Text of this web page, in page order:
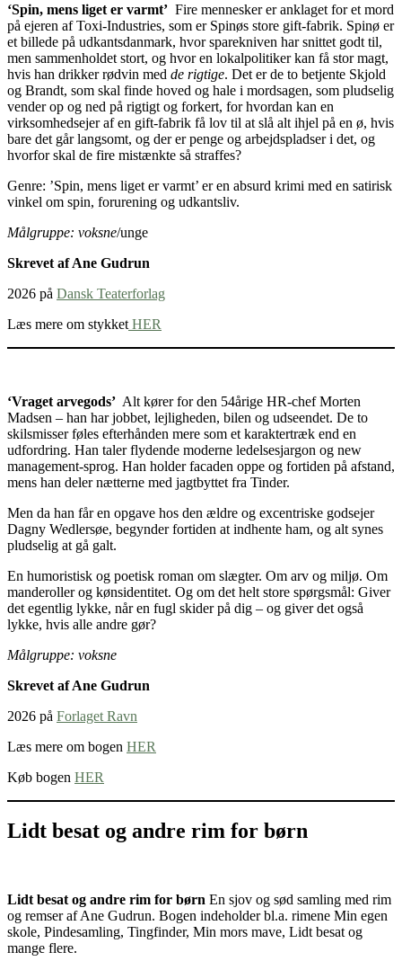
‘Spin, mens liget er varmt’ Fire mennesker er anklaget for et mord
på ejeren af Toxi-Industries, som er Spinøs store gift-fabrik. Spinø er
et billede på udkantsdanmark, hvor sparekniven har snittet godt til,
men sammenholdet stort, og hvor en lokalpolitiker kan få stor magt,
hvis han drikker rødvin med de rigtige. Det er de to betjente Skjold
og Brandt, som skal finde hoved og hale i mordsagen, som pludselig
vender op og ned på rigtigt og forkert, for hvordan kan en
virksomhedsejer af en gift-fabrik få lov til at slå alt ihjel på en ø, hvis
bare det går langsomt, og der er penge og arbejdspladser i det, og
hvorfor skal de fire mistænkte så straffes?
Genre: ’Spin, mens liget er varmt’ er en absurd krimi med en satirisk
vinkel om spin, forurening og udkantsliv.
Målgruppe: voksne/unge
Skrevet af Ane Gudrun
2026 på Dansk Teaterforlag
Læs mere om stykket HER
‘Vraget arvegods’ Alt kører for den 54årige HR-chef Morten
Madsen – han har jobbet, lejligheden, bilen og udseendet. De to
skilsmisser føles efterhånden mere som et karaktertræk end en
udfordring. Han taler flydende moderne ledelsesjargon og new
management-sprog. Han holder facaden oppe og fortiden på afstand,
mens han deler nætterne med jagtbyttet fra Tinder.
Men da han får en opgave hos den ældre og excentriske godsejer
Dagny Wedlersøe, begynder fortiden at indhente ham, og alt synes
pludselig at gå galt.
En humoristisk og poetisk roman om slægter. Om arv og miljø. Om
manderoller og kønsidentitet. Og om det helt store spørgsmål: Giver
det egentlig lykke, når en fugl skider på dig – og giver det også
lykke, hvis alle andre gør?
Målgruppe: voksne
Skrevet af Ane Gudrun
2026 på Forlaget Ravn
Læs mere om bogen HER
Køb bogen HER
Lidt besat og andre rim for børn
Lidt besat og andre rim for børn En sjov og sød samling med rim
og remser af Ane Gudrun. Bogen indeholder bl.a. rimene Min egen
skole, Pindesamling, Tingfinder, Min mors mave, Lidt besat og
mange flere.